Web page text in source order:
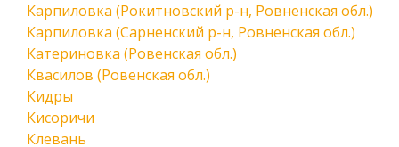
Карпиловка (Рокитновский р-н, Ровненская обл.)
Карпиловка (Сарненский р-н, Ровненская обл.)
Катериновка (Ровенская обл.)
Квасилов (Ровенская обл.)
Кидры
Кисоричи
Клевань